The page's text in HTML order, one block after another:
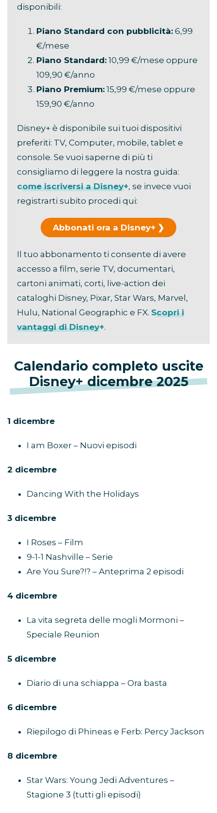
disponibili:
Piano Standard con pubblicità: 6,99
€/mese
Piano Standard: 10,99 €/mese oppure
109,90 €/anno
Piano Premium: 15,99 €/mese oppure
159,90 €/anno
Disney+ è disponibile sui tuoi dispositivi
preferiti: TV, Computer, mobile, tablet e
console. Se vuoi saperne di più ti
consigliamo di leggere la nostra guida:
come iscriversi a Disney+, se invece vuoi
registrarti subito procedi qui:
Abbonati ora a Disney+
Il tuo abbonamento ti consente di avere
accesso a film, serie TV, documentari,
cartoni animati, corti, live-action dei
cataloghi Disney, Pixar, Star Wars, Marvel,
Hulu, National Geographic e FX. Scopri i
vantaggi di Disney+.
Calendario completo uscite
Disney+ dicembre 2025
1 dicembre
I am Boxer – Nuovi episodi
2 dicembre
Dancing With the Holidays
3 dicembre
I Roses – Film
9-1-1 Nashville – Serie
Are You Sure?!? – Anteprima 2 episodi
4 dicembre
La vita segreta delle mogli Mormoni –
Speciale Reunion
5 dicembre
Diario di una schiappa – Ora basta
6 dicembre
Riepilogo di Phineas e Ferb: Percy Jackson
8 dicembre
Star Wars: Young Jedi Adventures –
Stagione 3 (tutti gli episodi)